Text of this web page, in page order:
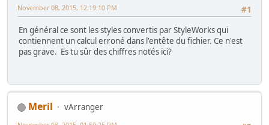
#1
November 08, 2015, 12:19:10 PM
En général ce sont les styles convertis par StyleWorks qui
contiennent un calcul erroné dans l'entête du fichier. Ce n'est
pas grave. Es tu sûr des chiffres notés ici?
Meril
vArranger